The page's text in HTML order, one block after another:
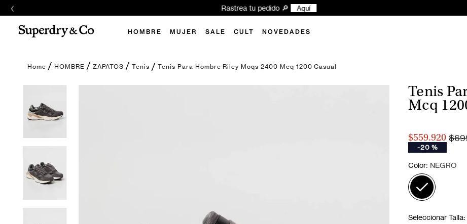
‹ Explora las novedades y encuentra tu próximo look Superdry ✨
HOMBRE MUJER SALE CULT NOVEDADES
HOMBRE ZAPATOS Tenis Tenis Para Hombre Riley Moqs 2400 Mcq 1200 Casual
Tenis
Mcq
$559.920
-20 %
Color: NEGRO